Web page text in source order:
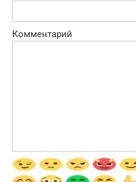
Комментарий